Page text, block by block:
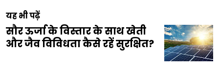
यह भी पढ़ें
सौर ऊर्जा के विस्तार के साथ खेती
और जैव विविधता कैसे रहें सुरक्षित?